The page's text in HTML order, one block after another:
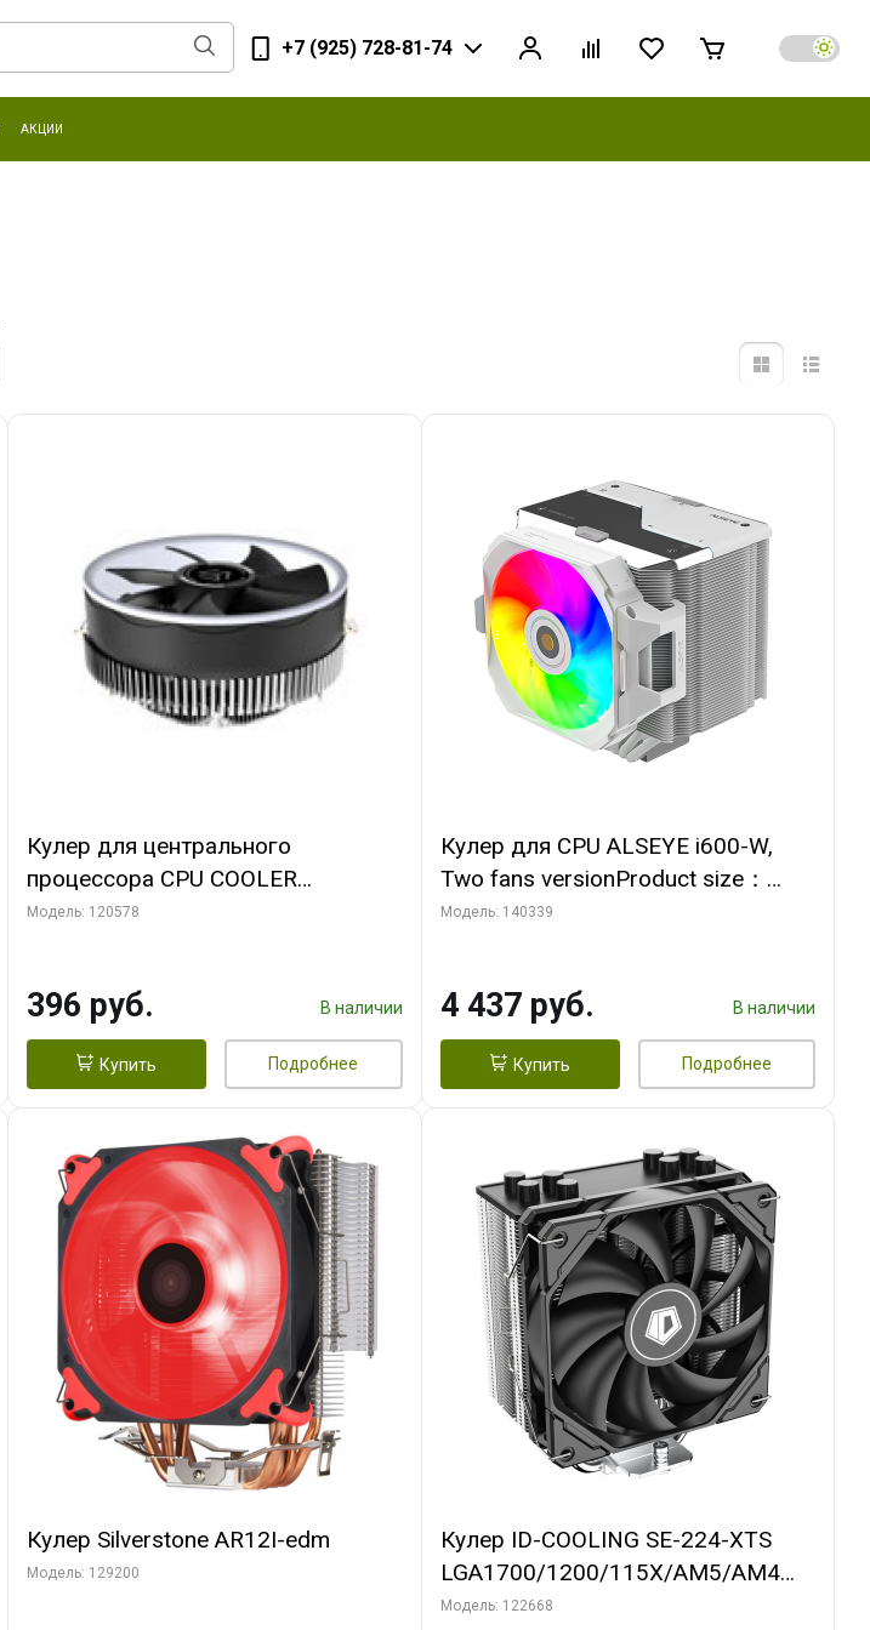
+7 (925) 728-81-74
АКЦИИ
Кулер для центрального
процессора CPU COOLER
109x109x68mm, 0.018-0.12A, 12V,
Модель: 120578
396 руб. В наличии
Купить Подробнее
Кулер для CPU ALSEYE i600-W,
Two fans versionProduct size：
144x121x159mmTDP：
LGA115X,1200,1700,1366,2011AM
D：AM4
Модель: 140339
4 437 руб. В наличии
Купить Подробнее
Кулер Silverstone AR12I-edm
Модель: 129200
Кулер ID-COOLING SE-224-XTS
LGA1700/1200/115X/AM5/AM4
(10шт/кор, TDP 220W, PWM, 4
Модель: 122668